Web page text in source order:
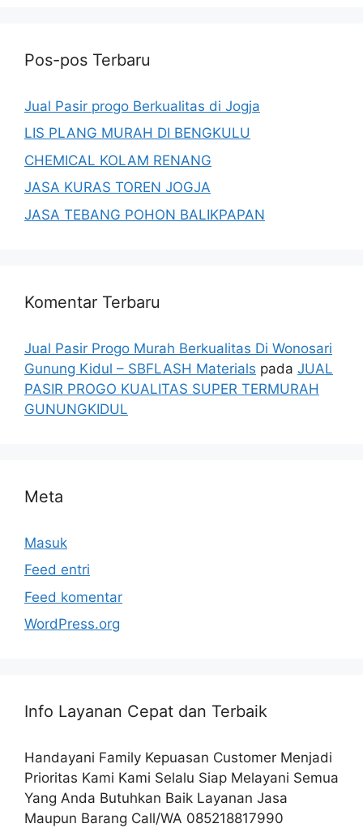
Pos-pos Terbaru
Jual Pasir progo Berkualitas di Jogja
LIS PLANG MURAH DI BENGKULU
CHEMICAL KOLAM RENANG
JASA KURAS TOREN JOGJA
JASA TEBANG POHON BALIKPAPAN
Komentar Terbaru
Jual Pasir Progo Murah Berkualitas Di Wonosari
Gunung Kidul – SBFLASH Materials pada JUAL
PASIR PROGO KUALITAS SUPER TERMURAH
GUNUNGKIDUL
Meta
Masuk
Feed entri
Feed komentar
WordPress.org
Info Layanan Cepat dan Terbaik
Handayani Family Kepuasan Customer Menjadi
Prioritas Kami Kami Selalu Siap Melayani Semua
Yang Anda Butuhkan Baik Layanan Jasa
Maupun Barang Call/WA 085218817990